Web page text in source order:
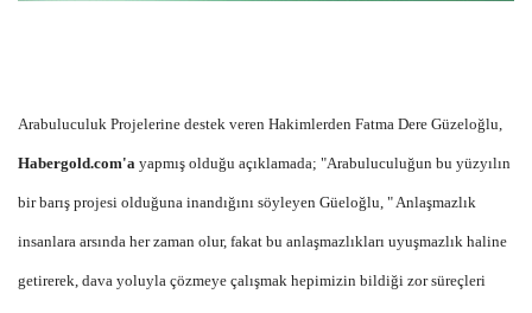
Arabuluculuk Projelerine destek veren Hakimlerden Fatma Dere Güzeloğlu,
Habergold.com'a yapmış olduğu açıklamada; "Arabuluculuğun bu yüzyılın
bir barış projesi olduğuna inandığını söyleyen Güeloğlu, " Anlaşmazlık
insanlara arsında her zaman olur, fakat bu anlaşmazlıkları uyuşmazlık haline
getirerek, dava yoluyla çözmeye çalışmak hepimizin bildiği zor süreçleri